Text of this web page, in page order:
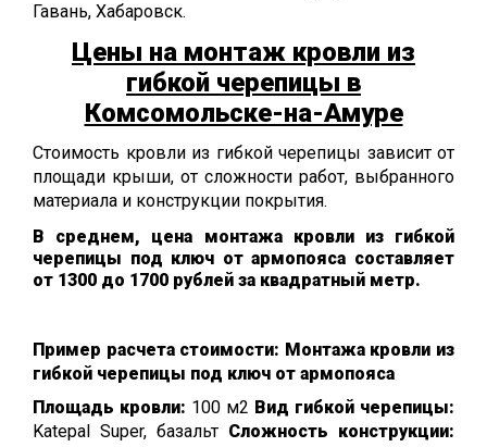
Гавань, Хабаровск.
Цены на монтаж кровли из
гибкой черепицы в
Комсомольске-на-Амуре
Стоимость кровли из гибкой черепицы зависит от
площади крыши, от сложности работ, выбранного
материала и конструкции покрытия.
В среднем, цена монтажа кровли из гибкой
черепицы под ключ от армопояса составляет
от 1300 до 1700 рублей за квадратный метр.
Пример расчета стоимости: Монтажа кровли из
гибкой черепицы под ключ от армопояса
Площадь кровли: 100 м2 Вид гибкой черепицы:
Katepal Super, базальт Сложность конструкции: